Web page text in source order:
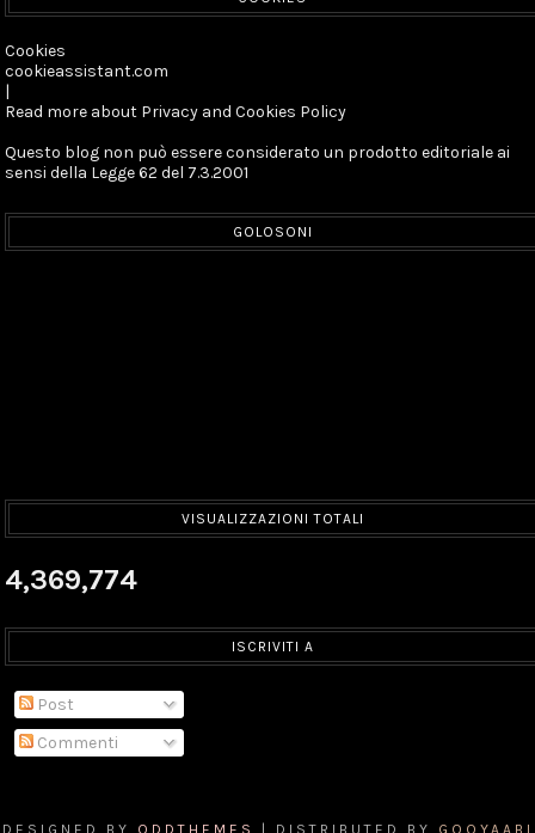
Cookies
cookieassistant.com
|
Read more about Privacy and Cookies Policy
Questo blog non può essere considerato un prodotto editoriale ai
sensi della Legge 62 del 7.3.2001
GOLOSONI
VISUALIZZAZIONI TOTALI
4,369,774
ISCRIVITI A
Post
Commenti
DESIGNED BY ODDTHEMES | DISTRIBUTED BY GOOYAABI